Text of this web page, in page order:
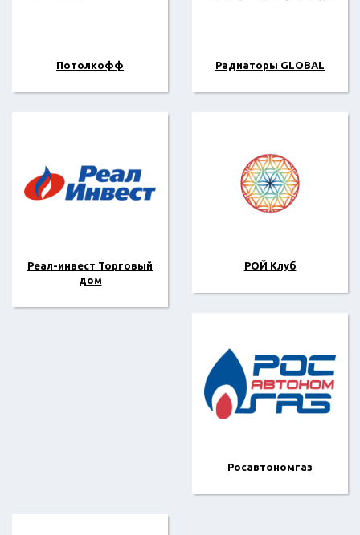
Потолкофф Радиаторы GLOBAL
Реал-инвест Торговый
дом
РОЙ Клуб
Росавтономгаз